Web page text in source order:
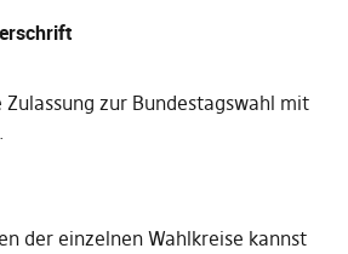
zur Bundestagswahl mit
der einzelnen Wahlkreise kannst